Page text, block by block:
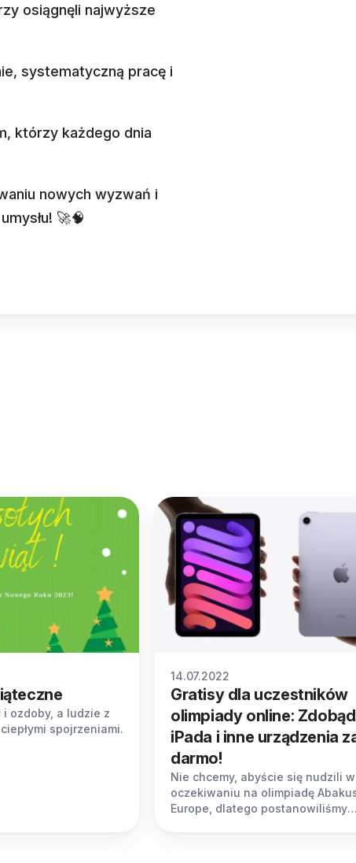
osiągnęli najwyższe
systematyczną pracę i
którzy każdego dnia
nowych wyzwań i
🚀🧠
i ozdoby, a ludzie z
spojrzeniami.
14.07.2022
Gratisy dla uczestników
olimpiady online:
iPada i inne urządzenia
darmo!
Nie chcemy, abyście się nudzili w
oczekiwaniu na olimpiadę
Europe, dlatego postanowiliśmy